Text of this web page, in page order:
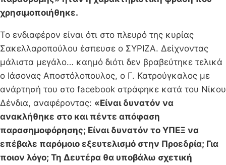
χρησιμοποιήθηκε.
Το ενδιαφέρον είναι ότι στο πλευρό της κυρίας
Σακελλαροπούλου έσπευσε ο ΣΥΡΙΖΑ. Δείχνοντας
μάλιστα μεγάλο… καημό διότι δεν βραβεύτηκε τελικά
ο Ιάσονας Αποστόλοπουλος, ο Γ. Κατρούγκαλος με
ανάρτησή του στο facebook στράφηκε κατά του Νίκου
Δένδια, αναφέροντας: «Είναι δυνατόν να
ανακλήθηκε στο και πέντε απόφαση
παρασημοφόρησης; Είναι δυνατόν το ΥΠΕΞ να
επέβαλε παρόμοιο εξευτελισμό στην Προεδρία; Για
ποιον λόγο; Τη Δευτέρα θα υποβάλω σχετική